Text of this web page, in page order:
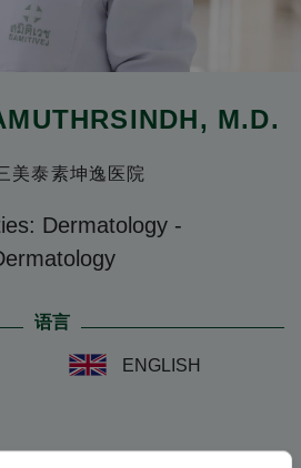
, M.D.
美泰素坤逸医院
Dermatology-
语言
ENGLISH